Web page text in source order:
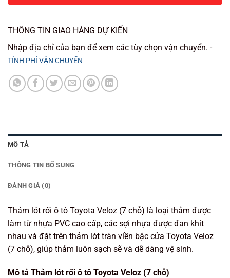
THÔNG TIN GIAO HÀNG DỰ KIẾN
Nhập địa chỉ của bạn để xem các tùy chọn vận chuyển. -
TÍNH PHÍ VẬN CHUYỂN
MÔ TẢ
THÔNG TIN BỔ SUNG
ĐÁNH GIÁ (0)
Thảm lót rối ô tô Toyota Veloz (7 chỗ) là loại thảm được
làm từ nhựa PVC cao cấp, các sợi nhựa được đan khít
nhau và đặt trên thảm lót tràn viền bậc cửa Toyota Veloz
(7 chỗ), giúp thảm luôn sạch sẽ và dễ dàng vệ sinh.
Mô tả Thảm lót rối ô tô Toyota Veloz (7 chỗ)